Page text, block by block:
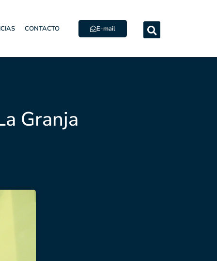
CONTACTO E-mail
Granja